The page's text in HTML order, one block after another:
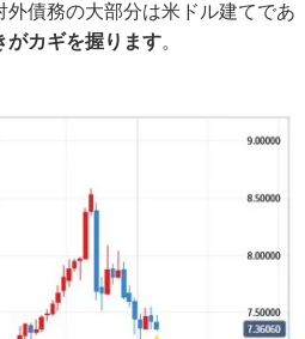
債務の大部分は米ドル建てであ
がカギを握ります。